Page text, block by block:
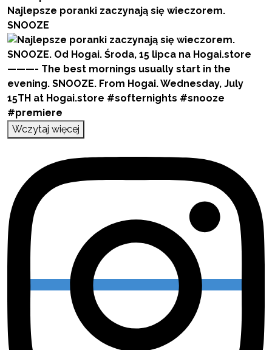
Najlepsze poranki zaczynają się wieczorem.
SNOOZE
Wczytaj więcej